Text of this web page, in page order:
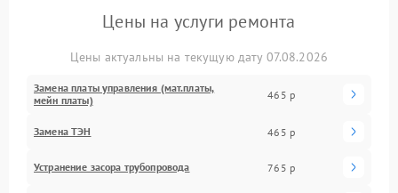
Цены на услуги ремонта
Цены актуальны на текущую дату 07.08.2026
Замена платы управления (мат.платы,
мейн платы)
465 р
Замена ТЭН 465 р
Устранение засора трубопровода 765 р